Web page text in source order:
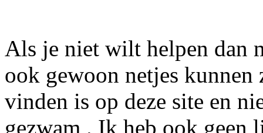
Als je niet wilt helpen dan
ook gewoon netjes kunnen
vinden is op deze site en
gezwam . Ik heb ook geen